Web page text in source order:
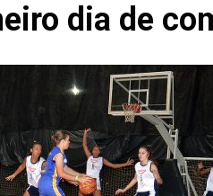
dia de